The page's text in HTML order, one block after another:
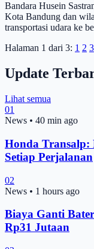
Bandara Husein
Kota Bandung dan
transportasi udara ke
Halaman 1 dari 3: 1 2 3
Update
Lihat semua
01
News • 40 min ago
Honda Transalp:
Setiap Perjalanan
02
News • 1 hours ago
Biaya Ganti
Rp31 Jutaan